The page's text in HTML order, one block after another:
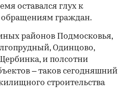
оставался глух к
граждан.
районов Подмосковья,
Одинцово,
и полсотни
– таков сегодняшний
строительства